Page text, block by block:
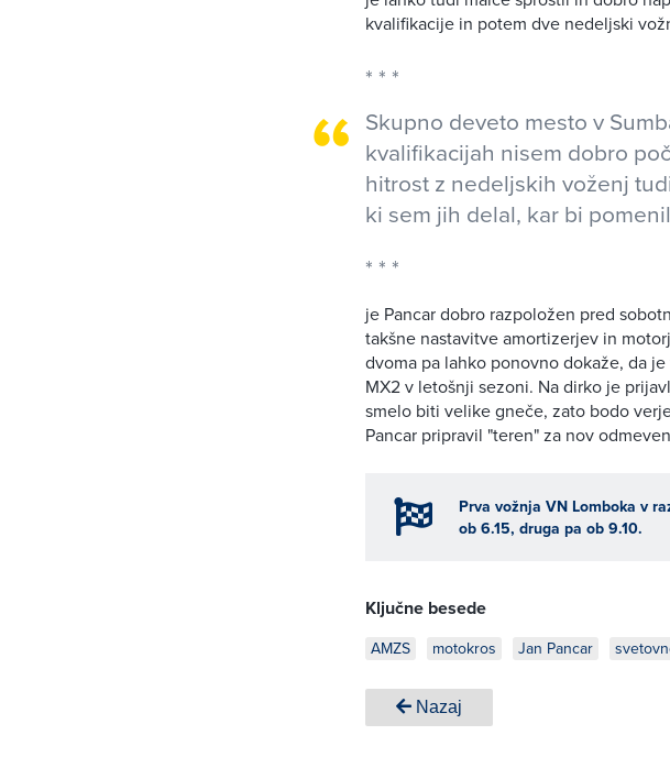
kvalifikacije in potem dve nedeljski
Skupno deveto mesto v
kvalifikacijah nisem dobro
hitrost z nedeljskih voženj
ki sem jih delal, kar bi
je Pancar dobro razpoložen pred
takšne nastavitve amortizerjev in
dvoma pa lahko ponovno dokaže, da
MX2 v letošnji sezoni. Na dirko je
smelo biti velike gneče, zato bodo
Pancar pripravil "teren" za nov
Prva vožnja VN Lomboka v
ob 6.15, druga pa ob 9.10.
Ključne besede
AMZS motokros Jan Pancar
Nazaj